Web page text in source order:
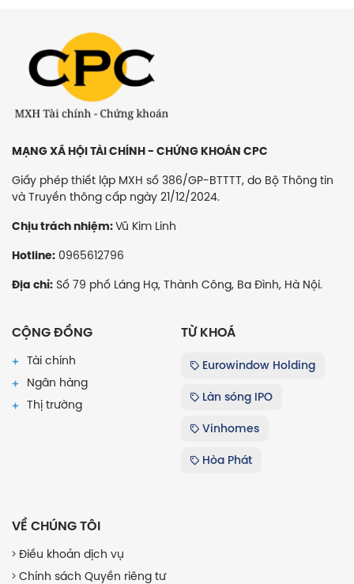
MẠNG XÃ HỘI TÀI CHÍNH - CHỨNG KHOÁN CPC
Giấy phép thiết lập MXH số 386/GP-BTTTT, do Bộ Thông tin
và Truyền thông cấp ngày 21/12/2024.
Chịu trách nhiệm:Vũ Kim Linh
Hotline: 0965612796
Địa chỉ: Số 79 phố Láng Hạ, Thành Công, Ba Đình, Hà Nội.
CỘNG ĐỒNG
Tài chính
Ngân hàng
Thị trường
TỪ KHOÁ
Eurowindow Holding
Làn sóng IPO
Vinhomes
Hòa Phát
VỀ CHÚNG TÔI
Điều khoản dịch vụ
Chính sách Quyền riêng tư